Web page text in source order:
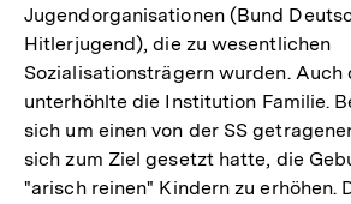
Jugendorganisationen (Bund
Hitlerjugend), die zu wesentlichen
Sozialisationsträgern wurden. Auch
unterhöhlte die Institution Familie.
sich um einen von der SS
sich zum Ziel gesetzt hatte, die
"arisch reinen" Kindern zu erhöhen.